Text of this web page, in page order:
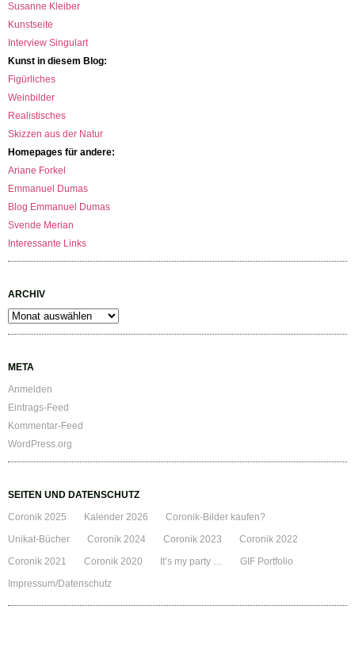
Susanne Kleiber
Kunstseite
Interview Singulart
Kunst in diesem Blog:
Figürliches
Weinbilder
Realistisches
Skizzen aus der Natur
Homepages für andere:
Ariane Forkel
Emmanuel Dumas
Blog Emmanuel Dumas
Svende Merian
Interessante Links
ARCHIV
Archiv
META
Anmelden
Eintrags-Feed
Kommentar-Feed
WordPress.org
SEITEN UND DATENSCHUTZ
Coronik 2025
Kalender 2026
Coronik-Bilder kaufen?
Unikat-Bücher
Coronik 2024 Coronik 2023
Coronik 2022
Coronik 2021
Coronik 2020 It’s my party …
GIF Portfolio
Impressum/Datenschutz